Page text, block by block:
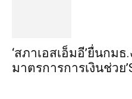
‘สภาเอสเอ็มอี’ยื่นกม
มาตรการการเงินช่วย